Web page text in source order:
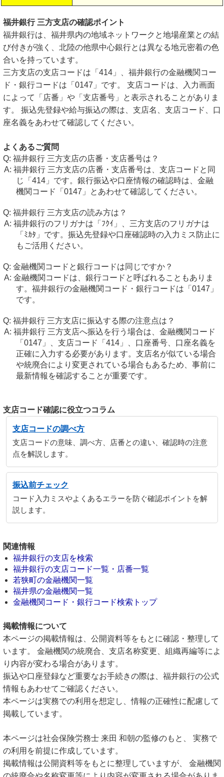
福井銀行 三方支店の確認ポイント
福井銀行は、福井県内の地域ネットワークと地場産業との結
び付きが強く、北陸の他県中心銀行とは異なる地元密着の色
合いを持っています。
三方支店の支店コードは「414」、福井銀行の金融機関コー
ド・銀行コードは「0147」です。 支店コードは、入力画面
によって「店番」や「支店番号」と表示されることがありま
す。 振込先登録や給与振込の際は、支店名、支店コード、口
座名義をあわせて確認してください。
よくあるご質問
福井銀行 三方支店の店番・支店番号は？
福井銀行 三方支店の店番・支店番号は、支店コードと同
じ「414」です。銀行振込や口座情報の確認時は、金融
機関コード「0147」とあわせて確認してください。
福井銀行 三方支店の読み方は？
福井銀行のフリガナは「ﾌｸｲ」、三方支店のフリガナは
「ﾐｶﾀ」です。振込先登録や口座確認時の入力ミス防止に
もご活用ください。
金融機関コードと銀行コードは同じですか？
金融機関コードは、銀行コードと呼ばれることもありま
す。福井銀行の金融機関コード・銀行コードは「0147」
です。
福井銀行 三方支店に振込する際の注意点は？
福井銀行 三方支店へ振込を行う場合は、金融機関コード
「0147」、支店コード「414」、口座番号、口座名義を
正確に入力する必要があります。支店名が似ている場合
や統廃合により変更されている場合もあるため、事前に
最新情報を確認することが重要です。
支店コード確認に役立つコラム
支店コードの調べ方
支店コードの意味、調べ方、店番との違い、確認時の注意
点を解説します。
振込前チェック
コード入力ミスやよくあるエラーを防ぐ確認ポイントを解
説します。
関連情報
福井銀行の支店を検索
福井銀行の支店コード一覧・店番一覧
若狭町の金融機関一覧
福井県の金融機関一覧
金融機関コード・銀行コード検索トップ
掲載情報について
本ページの掲載情報は、公開資料等をもとに確認・整理して
います。 金融機関の統廃合、支店名称変更、組織再編等によ
り内容が変わる場合があります。
振込や口座登録など重要なお手続きの際は、福井銀行の公式
情報もあわせてご確認ください。
本ページは実務での利用を想定し、情報の正確性に配慮して
掲載しています。
本ページは社会保険労務士 来田 和朝の監修のもと、 実務で
の利用を前提に作成しています。
掲載情報は公開資料等をもとに整理していますが、 金融機関